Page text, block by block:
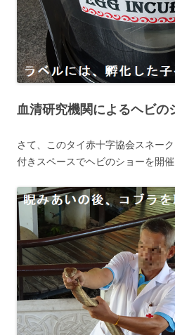
血清研究機関によるヘビの
さて、このタイ赤十字協会スネー
付きスペースでヘビのショーを開催